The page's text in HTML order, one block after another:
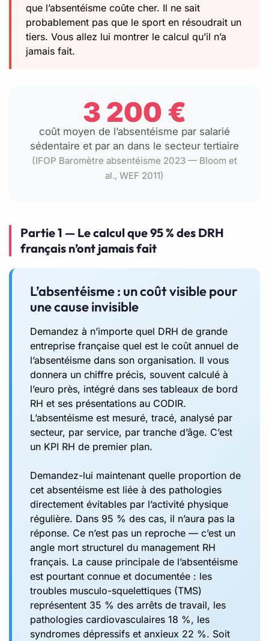
que l’absentéisme coûte cher. Il ne sait
probablement pas que le sport en résoudrait un
tiers. Vous allez lui montrer le calcul qu’il n’a
jamais fait.
3 200 €
coût moyen de l’absentéisme par salarié
sédentaire et par an dans le secteur tertiaire
(IFOP Baromètre absentéisme 2023 — Bloom et
al., WEF 2011)
Partie 1 — Le calcul que 95 % des DRH
français n’ont jamais fait
L’absentéisme : un coût visible pour
une cause invisible
Demandez à n’importe quel DRH de grande
entreprise française quel est le coût annuel de
l’absentéisme dans son organisation. Il vous
donnera un chiffre précis, souvent calculé à
l’euro près, intégré dans ses tableaux de bord
RH et ses présentations au CODIR.
L’absentéisme est mesuré, tracé, analysé par
secteur, par service, par tranche d’âge. C’est
un KPI RH de premier plan.
Demandez-lui maintenant quelle proportion de
cet absentéisme est liée à des pathologies
directement évitables par l’activité physique
régulière. Dans 95 % des cas, il n’aura pas la
réponse. Ce n’est pas un reproche — c’est un
angle mort structurel du management RH
français. La cause principale de l’absentéisme
est pourtant connue et documentée : les
troubles musculo-squelettiques (TMS)
représentent 35 % des arrêts de travail, les
pathologies cardiovasculaires 18 %, les
syndromes dépressifs et anxieux 22 %. Soit